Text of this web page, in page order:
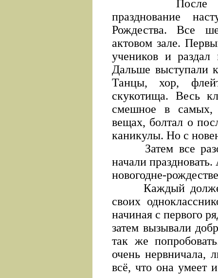
После
празднование
Рождества. Все
актовом зале.
учеников и
Дальше выступали
Танцы, хор,
скукотища. Весь
смешное в
вещах, болтал о
каникулы. Но с
Затем все
начали
новогодне-
Каждый должен
своих
начиная с первого
затем вызывали
так же
очень нервничала,
всё, что она умеет